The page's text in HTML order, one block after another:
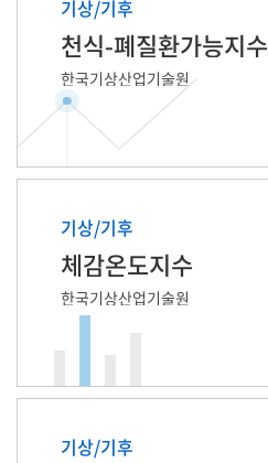
기상/기후
천식-폐질환가능지수
한국기상산업기술원
기상/기후
체감온도지수
한국기상산업기술원
기상/기후